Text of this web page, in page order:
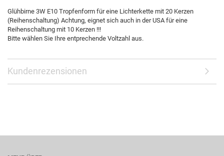
Glühbirne 3W E10 Tropfenform für eine Lichterkette mit 20 Kerzen
(Reihenschaltung) Achtung, eignet sich auch in der USA für eine
Reihenschaltung mit 10 Kerzen !!!
Bitte wählen Sie Ihre entprechende Voltzahl aus.
Kundenrezensionen